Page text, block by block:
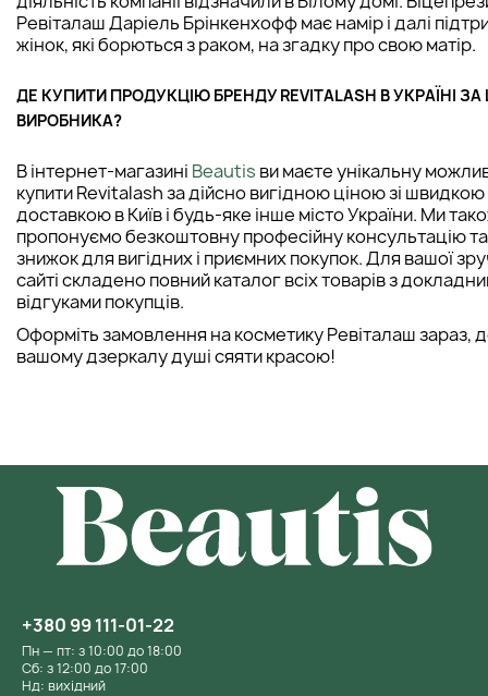
Ревіталаш Даріель Брінкенхофф має намір і далі
жінок, які борються з раком, на згадку про свою матір.
ДЕ КУПИТИ ПРОДУКЦІЮ БРЕНДУ REVITALASH В УКРАЇНІ
ВИРОБНИКА?
В інтернет-магазині Beautis ви маєте унікальну
купити Revitalash за дійсно вигідною ціною зі швидкою
доставкою в Київ і будь-яке інше місто України. Ми
пропонуємо безкоштовну професійну консультацію
знижок для вигідних і приємних покупок. Для вашої
сайті складено повний каталог всіх товарів з
відгуками покупців.
Оформіть замовлення на косметику Ревіталаш зараз,
вашому дзеркалу душі сяяти красою!
+380 99 111-01-22
Пн — пт: з 10:00 до 18:00
Сб: з 12:00 до 17:00
Нд: вихідний